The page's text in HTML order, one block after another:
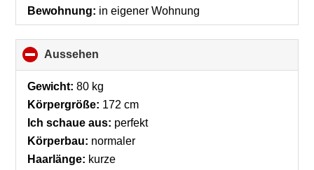
Bewohnung: in eigener Wohnung
Aussehen
to
collapse
contents
Gewicht: 80 kg
Körpergröße: 172 cm
Ich schaue aus: perfekt
Körperbau: normaler
Haarlänge: kurze